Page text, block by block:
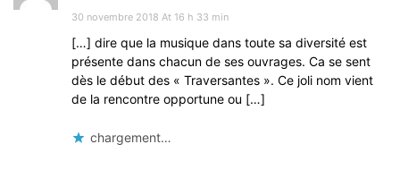
30 novembre 2018 At 16 h 33 min
[…] dire que la musique dans toute sa diversité est
présente dans chacun de ses ouvrages. Ca se sent
dès le début des « Traversantes ». Ce joli nom vient
de la rencontre opportune ou […]
chargement…